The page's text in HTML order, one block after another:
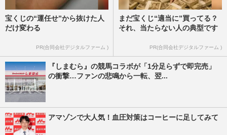
宝くじの“運任せ”から抜けた人
だけ変わる
PR(合同会社デジタルファーム )
まだ宝くじ“適当に”買ってる？
それ、当たらない人の典型です
PR(合同会社デジタルファーム )
『しまむら』の競馬コラボが「1分足らずで即完売」
の衝撃…ファンの悲鳴から一転、翌...
アマゾンで大人気！血圧対策はコーヒーに足してみて